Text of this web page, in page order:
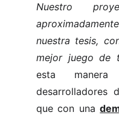
Nuestro
nuestra tesis,
mejor juego de
esta
desarrolladores
que con una